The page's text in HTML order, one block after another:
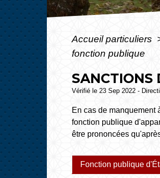
Accueil particuliers
fonction publique
SANCTIONS
Vérifié le 23 Sep 2022 -
En cas de
fonction publique
être prononcées
Fonction publique